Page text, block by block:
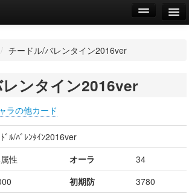
/ チードル/バレンタイン2016ver
ンタイン2016ver
ラの他カード
ﾞﾙ/ﾊﾞﾚﾝﾀｲﾝ2016ver
性 オーラ
34
初期防
3780